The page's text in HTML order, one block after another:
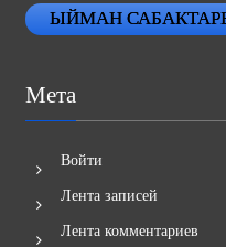
ЫЙМАН
Мета
Войти
Лента записей
Лента комментариев